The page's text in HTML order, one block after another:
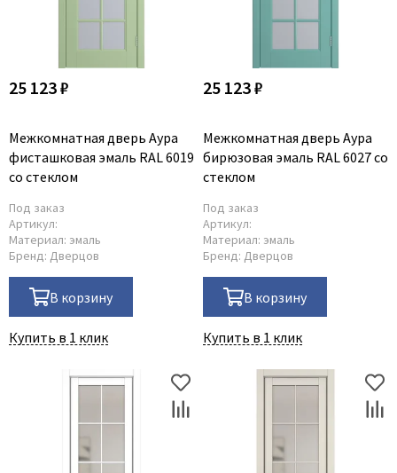
25 123 ₽
Межкомнатная дверь Аура
фисташковая эмаль RAL 6019
со стеклом
Под заказ
Артикул:
Материал: эмаль
Бренд: Дверцов
В корзину
Купить в 1 клик
25 123 ₽
Межкомнатная дверь Аура
бирюзовая эмаль RAL 6027 со
стеклом
Под заказ
Артикул:
Материал: эмаль
Бренд: Дверцов
В корзину
Купить в 1 клик